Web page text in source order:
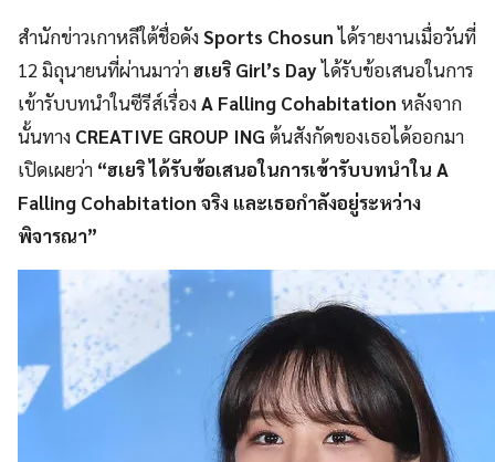
สำนักข่าวเกาหลีใต้ชื่อดังSports Chosunได้รายงานเมื่อวันที่
12 มิถุนายนที่ผ่านมาว่าฮเยริ Girl’s Dayได้รับข้อเสนอในการ
เข้ารับบทนำในซีรีส์เรื่องA Falling Cohabitation หลังจาก
นั้นทาง CREATIVE GROUP ING ต้นสังกัดของเธอได้ออกมา
เปิดเผยว่า “ฮเยริ ได้รับข้อเสนอในการเข้ารับบทนำใน A
Falling Cohabitation จริง และเธอกำลังอยู่ระหว่าง
พิจารณา”